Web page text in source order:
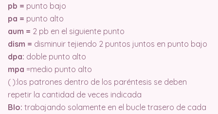
pb = punto bajo
pa = punto alto
aum = 2 pb en el siguiente punto
dism = disminuir tejiendo 2 puntos juntos en punto bajo
dpa: doble punto alto
mpa =medio punto alto
( ):los patrones dentro de los paréntesis se deben
repetir la cantidad de veces indicada
Blo: trabajando solamente en el bucle trasero de cada